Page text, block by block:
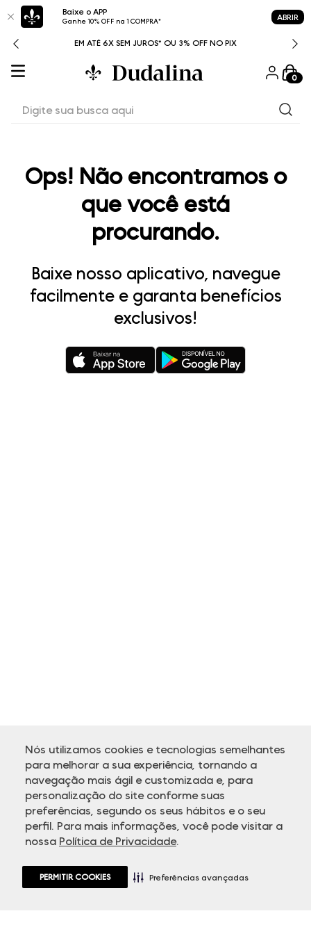
Baixe o APP
Ganhe 10% OFF na 1 COMPRA* ABRIR
Nós utilizamos cookies e tecnologias semelhantes
para melhorar a sua experiência, tornando a
navegação mais ágil e customizada e, para
personalização do site conforme suas
preferências, segundo os seus hábitos e o seu
perfil. Para mais informações, você pode visitar a
nossa Política de Privacidade.
PERMITIR COOKIES Preferências avançadas
EM ATÉ 6X SEM JUROS* OU 3% OFF NO PIX
0
Ops! Não encontramos o
que você está
procurando.
Baixe nosso aplicativo, navegue
facilmente e garanta benefícios
exclusivos!